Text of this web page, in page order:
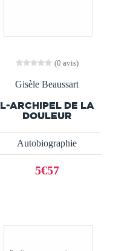
(0 avis)
Gisèle Beaussart
L-ARCHIPEL DE LA
DOULEUR
Autobiographie
5€57